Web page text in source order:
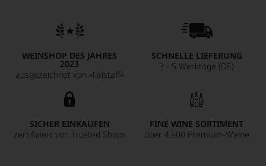
WEINSHOP DES JAHRES
2023
ausgezeichnet von »Falstaff«
SCHNELLE LIEFERUNG
3 - 5 Werktage (DE)
SICHER EINKAUFEN
zertifiziert von Trusted Shops
FINE WINE SORTIMENT
über 4.500 Premium-Weine